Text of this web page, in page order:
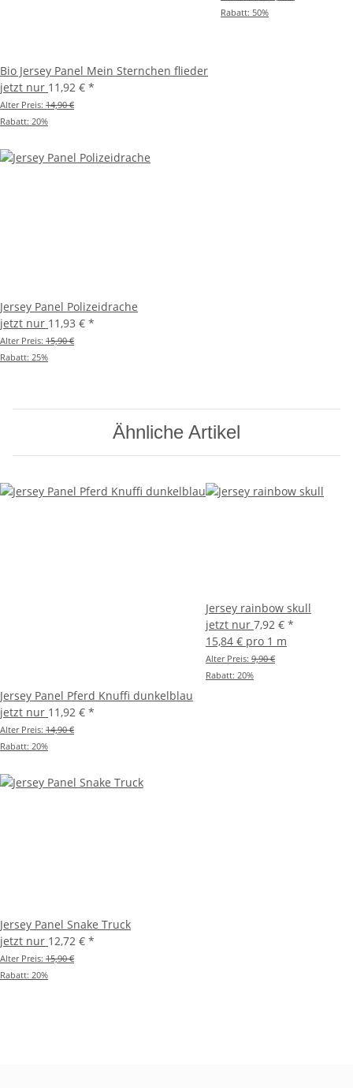
Bio Jersey Panel Mein Sternchen flieder
jetzt nur 11,92 € *
Alter Preis: 14,90 €
Rabatt: 20%
Rabatt: 50%
Jersey Panel Polizeidrache
jetzt nur 11,93 € *
Alter Preis: 15,90 €
Rabatt: 25%
Ähnliche Artikel
Jersey Panel Pferd Knuffi dunkelblau
jetzt nur 11,92 € *
Alter Preis: 14,90 €
Rabatt: 20%
Jersey rainbow skull
jetzt nur 7,92 € *
15,84 € pro 1 m
Alter Preis: 9,90 €
Rabatt: 20%
Jersey Panel Snake Truck
jetzt nur 12,72 € *
Alter Preis: 15,90 €
Rabatt: 20%